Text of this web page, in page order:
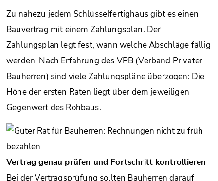
Zu nahezu jedem Schlüsselfertighaus gibt es einen
Bauvertrag mit einem Zahlungsplan. Der
Zahlungsplan legt fest, wann welche Abschläge fällig
werden. Nach Erfahrung des VPB (Verband Privater
Bauherren) sind viele Zahlungspläne überzogen: Die
Höhe der ersten Raten liegt über dem jeweiligen
Gegenwert des Rohbaus.
Vertrag genau prüfen und Fortschritt kontrollieren
Bei der Vertragsprüfung sollten Bauherren darauf